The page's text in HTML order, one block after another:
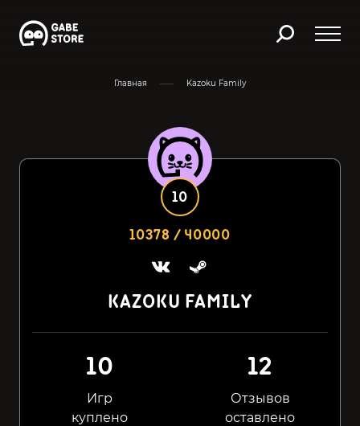
Главная Kazoku Family
10378 / 40000
10
KAZOKU FAMILY
10
Игр
куплено
12
Отзывов
оставлено